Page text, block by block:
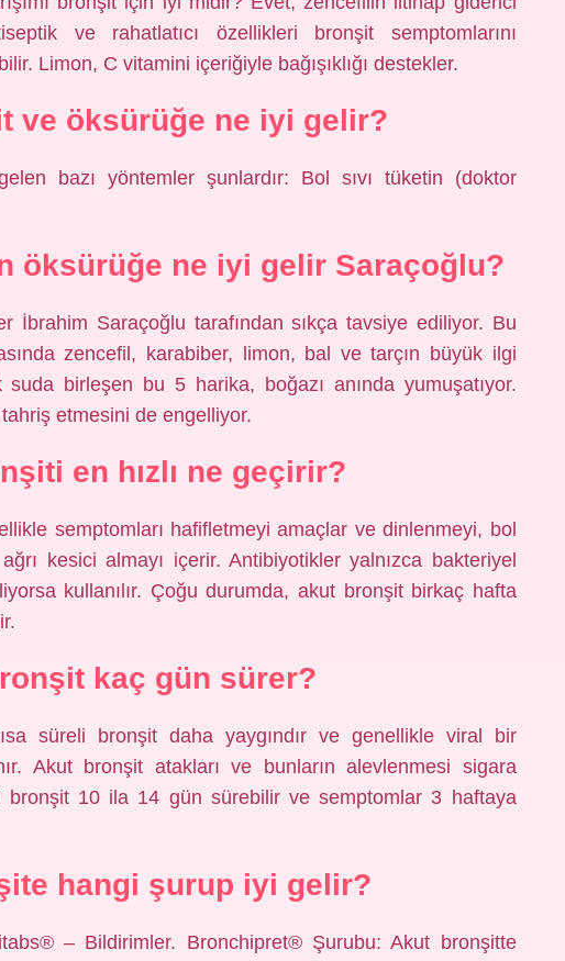
ve rahatlatıcı özellikleri bronşit semptomlarını
Limon, C vitamini içeriğiyle bağışıklığı destekler.
ve öksürüğe ne iyi gelir?
bazı yöntemler şunlardır: Bol sıvı tüketin (doktor
öksürüğe ne iyi gelir Saraçoğlu?
İbrahim Saraçoğlu tarafından sıkça tavsiye ediliyor. Bu
zencefil, karabiber, limon, bal ve tarçın büyük ilgi
birleşen bu 5 harika, boğazı anında yumuşatıyor.
etmesini de engelliyor.
en hızlı ne geçirir?
semptomları hafifletmeyi amaçlar ve dinlenmeyi, bol
kesici almayı içerir. Antibiyotikler yalnızca bakteriyel
kullanılır. Çoğu durumda, akut bronşit birkaç hafta
kaç gün sürer?
süreli bronşit daha yaygındır ve genellikle viral bir
Akut bronşit atakları ve bunların alevlenmesi sigara
bronşit 10 ila 14 gün sürebilir ve semptomlar 3 haftaya
hangi şurup iyi gelir?
– Bildirimler. Bronchipret® Şurubu: Akut bronşitte